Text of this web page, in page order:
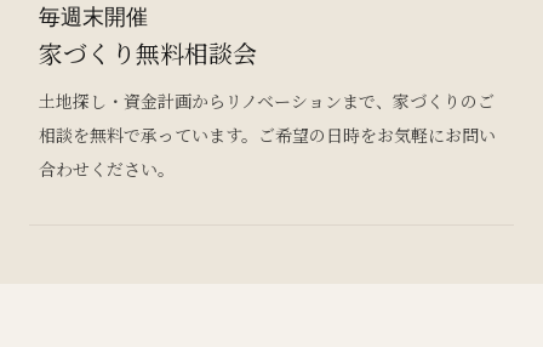
毎週末開催
家づくり無料相談会
土地探し・資金計画からリノベーションまで、家づくりのご
相談を無料で承っています。ご希望の日時をお気軽にお問い
合わせください。